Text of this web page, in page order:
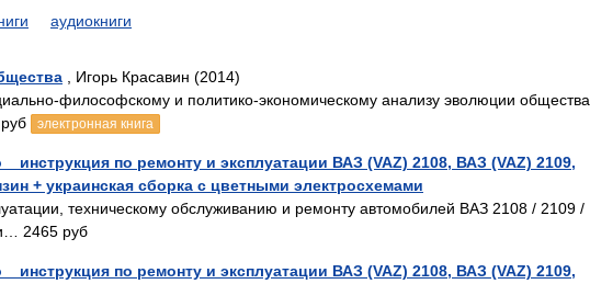
аудиокниги
, Игорь Красавин (2014)
философскому и политико-экономическому анализу эволюции общества.
электронная книга
инструкция по ремонту и эксплуатации ВАЗ (VAZ) 2108, ВАЗ (VAZ) 2109,
+ украинская сборка с цветными электросхемами
техническому обслуживанию и ремонту автомобилей ВАЗ 2108 / 2109 /
2465 руб
инструкция по ремонту и эксплуатации ВАЗ (VAZ) 2108, ВАЗ (VAZ) 2109,